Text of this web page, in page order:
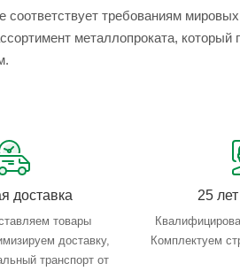
соответствует требованиям
металлопроката,
доставка
товары
доставку,
транспорт от
25
Комплектуем